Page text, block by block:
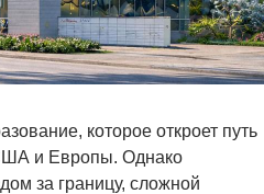
которое откроет путь
и Европы. Однако
за границу, сложной